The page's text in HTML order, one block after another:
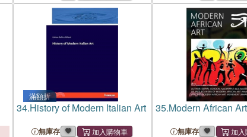
滿額折
34.History of Modern Italian Art
無庫存
35.Modern African Art
無庫存